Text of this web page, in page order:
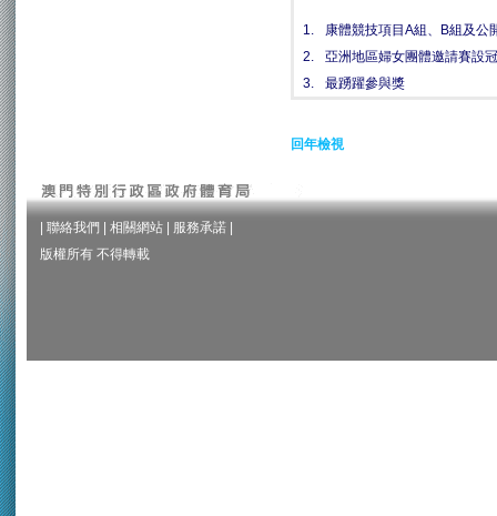
1.
康體競技項目A組、B組及公
2.
亞洲地區婦女團體邀請賽設
3.
最踴躍參與獎
回年檢視
聯絡我們 相關網站 服務承諾
版權所有 不得轉載